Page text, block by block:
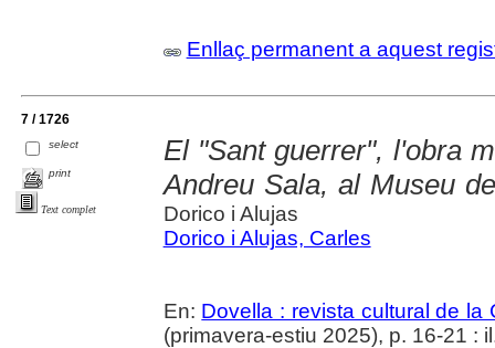
Enllaç permanent a aquest
7 / 1726
select
print
Text complet
El "Sant guerrer", l'obra
Andreu Sala, al Museu
Dorico i Alujas
Dorico i Alujas, Carles
En: Dovella : revista cultural de la
(primavera-estiu 2025), p. 16-21 :